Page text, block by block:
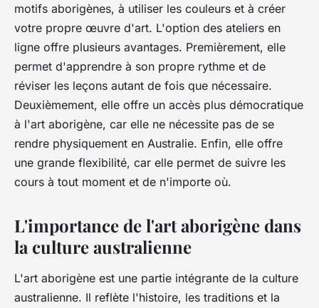
motifs aborigènes, à utiliser les couleurs et à créer
votre propre œuvre d'art. L'option des ateliers en
ligne offre plusieurs avantages. Premièrement, elle
permet d'apprendre à son propre rythme et de
réviser les leçons autant de fois que nécessaire.
Deuxièmement, elle offre un accès plus démocratique
à l'art aborigène, car elle ne nécessite pas de se
rendre physiquement en Australie. Enfin, elle offre
une grande flexibilité, car elle permet de suivre les
cours à tout moment et de n'importe où.
L'importance de l'art aborigène dans
la culture australienne
L'art aborigène est une partie intégrante de la culture
australienne. Il reflète l'histoire, les traditions et la